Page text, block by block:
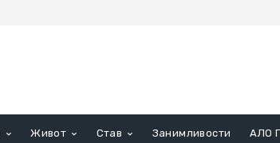
Живот Став Занимливости АЛО